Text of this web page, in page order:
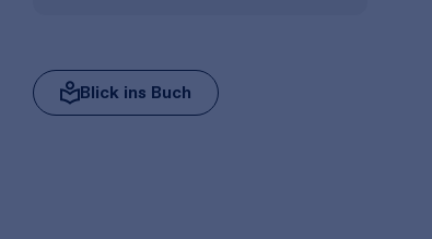
Blick ins Buch